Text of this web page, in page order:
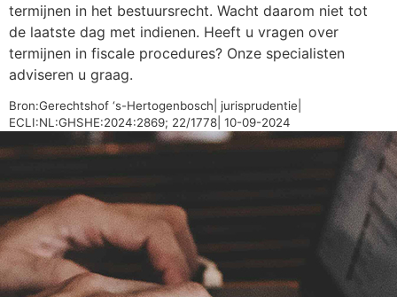
termijnen in het bestuursrecht. Wacht daarom niet tot
de laatste dag met indienen. Heeft u vragen over
termijnen in fiscale procedures? Onze specialisten
adviseren u graag.
Bron:Gerechtshof ‘s-Hertogenbosch| jurisprudentie|
ECLI:NL:GHSHE:2024:2869; 22/1778| 10-09-2024